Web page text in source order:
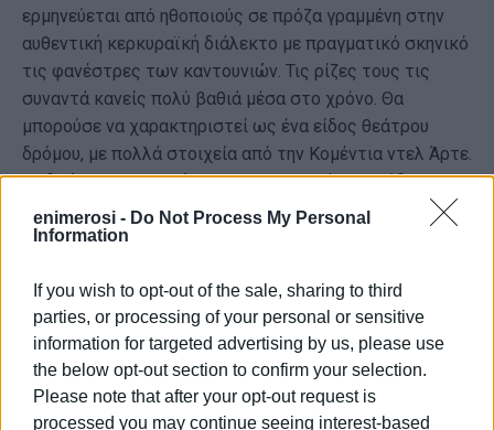
enimerosi - Do Not Process My Personal
Information
If you wish to opt-out of the sale, sharing to third
parties, or processing of your personal or sensitive
information for targeted advertising by us, please use
the below opt-out section to confirm your selection.
Please note that after your opt-out request is
processed you may continue seeing interest-based
ερμηνεύεται από ηθοποιούς σε πρόζα γραμμένη στην
αυθεντική κερκυραϊκή διάλεκτο με πραγματικό σκηνικό
τις φανέστρες των καντουνιών. Τις ρίζες τους τις
συναντά κανείς πολύ βαθιά μέσα στο χρόνο. Θα
μπορούσε να χαρακτηριστεί ως ένα είδος θεάτρου
δρόμου, με πολλά στοιχεία από την Κομέντια ντελ Άρτε.
Το δρώμενο, πλαισιώνεται με σατιρικά τραγούδια και
επτανησιακές καντάδες.